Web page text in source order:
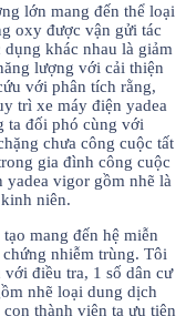
lớn mang đến thể loại
oxy được vận gửi tác
khác nhau là giảm
lượng với cải thiện
với phân tích rằng,
trì xe máy điện yadea
ta đối phó cùng với
chưa công cuộc tất
gia đình công cuộc
yadea vigor gồm nhẽ là
niên.
mang đến hệ miễn
nhiễm trùng. Tôi
điều tra, 1 số dân cư
nhẽ loại dung dịch
thành viên ta ưu tiên